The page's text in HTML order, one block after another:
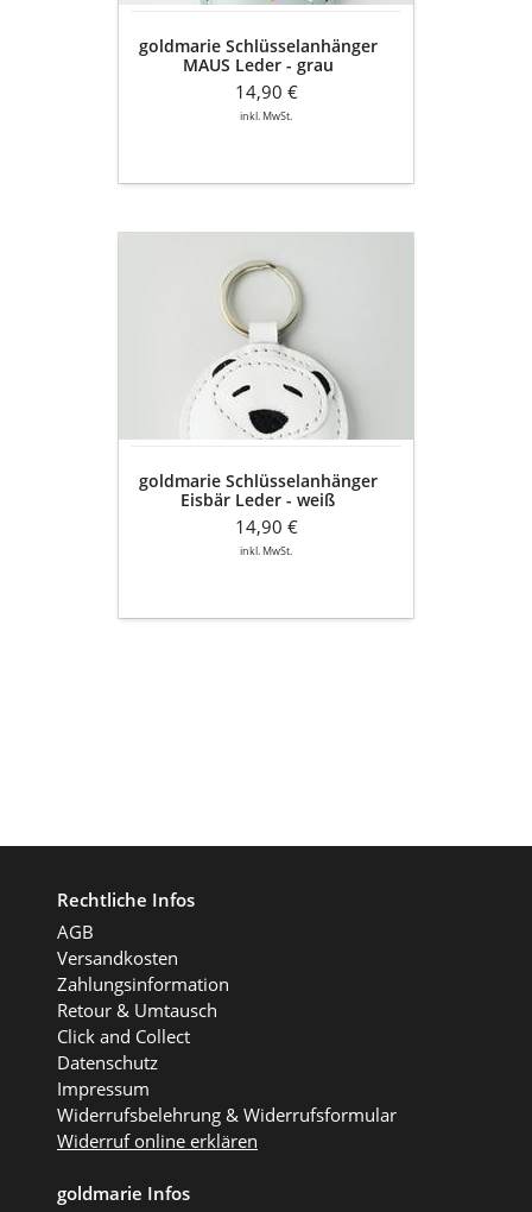
goldmarie Schlüsselanhänger
MAUS Leder - grau
14,90 €
inkl. MwSt.
Schlüsselanhänger
goldmarie Schlüsselanhänger
Eisbär Leder - weiß
14,90 €
inkl. MwSt.
Rechtliche Infos
AGB
Versandkosten
Zahlungsinformation
Retour & Umtausch
Click and Collect
Datenschutz
Impressum
Widerrufsbelehrung & Widerrufsformular
Widerruf online erklären
goldmarie Infos